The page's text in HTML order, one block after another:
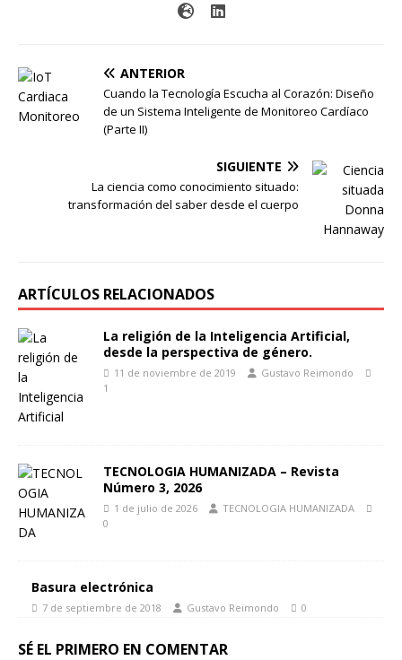
ANTERIOR
Cuando la Tecnología Escucha al Corazón: Diseño
de un Sistema Inteligente de Monitoreo Cardíaco
(Parte II)
SIGUIENTE
La ciencia como conocimiento situado:
transformación del saber desde el cuerpo
ARTÍCULOS RELACIONADOS
La religión de la Inteligencia Artificial,
desde la perspectiva de género.
11 de noviembre de 2019
Gustavo Reimondo
1
TECNOLOGIA HUMANIZADA – Revista
Número 3, 2026
1 de julio de 2026
TECNOLOGIA HUMANIZADA
0
Basura electrónica
7 de septiembre de 2018 Gustavo Reimondo 0
SÉ EL PRIMERO EN COMENTAR